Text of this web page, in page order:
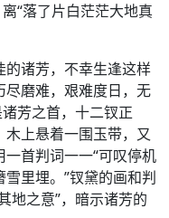
“落了片白茫茫大地真
诸芳，不幸生逢这样
磨难，艰难度日，无
芳之首，十二钗正
上悬着一围玉带，又
首判词一一“可叹停机
里埋。”钗黛的画和判
地之意”，暗示诸芳的